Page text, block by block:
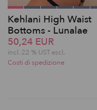
Kehlani High Waist
Bottoms - Lunalae
50,24 EUR
incl. 22 % UST escl.
Costi di spedizione